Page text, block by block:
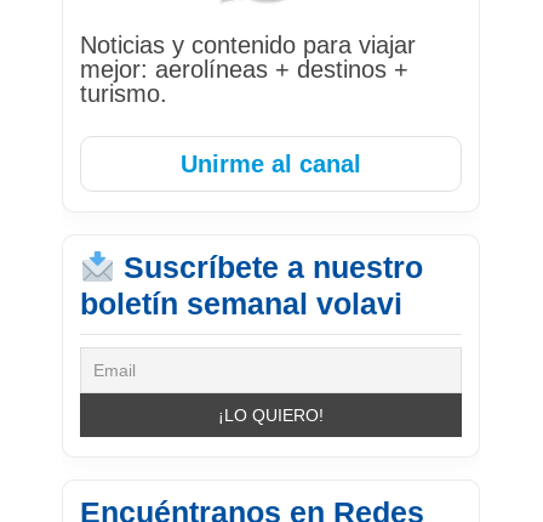
Noticias y contenido para viajar
mejor: aerolíneas + destinos +
turismo.
Unirme al canal
Suscríbete a nuestro
boletín semanal volavi
Encuéntranos en Redes